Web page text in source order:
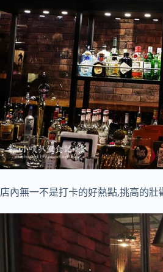
店內無一不是打卡的好熱點,挑高的